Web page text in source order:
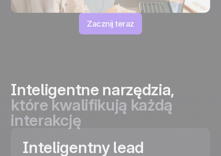
Zacznij teraz
Inteligentne narzędzia,
które kwalifikują każdą
interakcję
Inteligentny lead